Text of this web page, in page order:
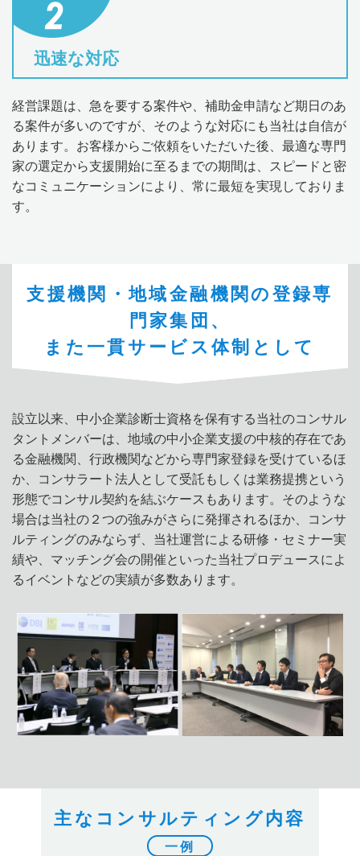
迅速な対応
経営課題は、急を要する案件や、補助金申請など期日のあ
る案件が多いのですが、そのような対応にも当社は自信が
あります。お客様からご依頼をいただいた後、最適な専門
家の選定から支援開始に至るまでの期間は、スピードと密
なコミュニケーションにより、常に最短を実現しておりま
す。
支援機関・地域金融機関の登録専
門家集団、
また一貫サービス体制として
設立以来、中小企業診断士資格を保有する当社のコンサル
タントメンバーは、地域の中小企業支援の中核的存在であ
る金融機関、行政機関などから専門家登録を受けているほ
か、コンサラート法人として受託もしくは業務提携という
形態でコンサル契約を結ぶケースもあります。そのような
場合は当社の２つの強みがさらに発揮されるほか、コンサ
ルティングのみならず、当社運営による研修・セミナー実
績や、マッチング会の開催といった当社プロデュースによ
るイベントなどの実績が多数あります。
主なコンサルティング内容
一例